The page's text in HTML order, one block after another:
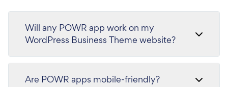
Will any POWR app work on my
WordPress Business Theme website?
Are POWR apps mobile-friendly?